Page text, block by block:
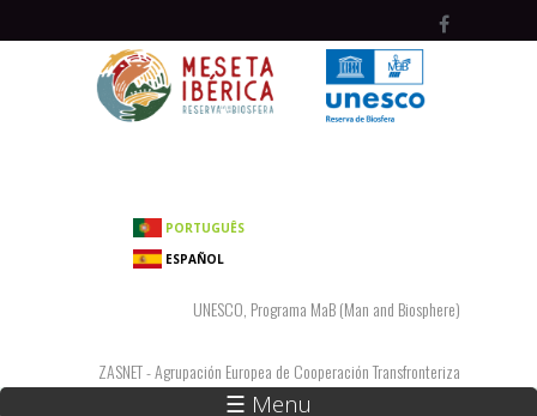
PORTUGUÊS
ESPAÑOL
UNESCO, Programa MaB (Man and Biosphere)
ZASNET - Agrupación Europea de Cooperación Transfronteriza
☰ Menu